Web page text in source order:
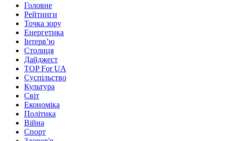
Головне
Рейтинги
Точка зору
Енергетика
Інтерв’ю
Столиця
Дайджест
TOP For UA
Суспiльство
Культура
Світ
Економіка
Політика
Війна
Спорт